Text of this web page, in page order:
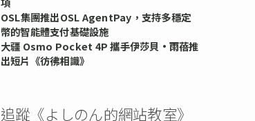
OSL集團推出OSL AgentPay，支持多穩定
幣的智能體支付基礎設施
大疆 Osmo Pocket 4P 攜手伊莎貝•雨蓓推
出短片《彷彿相識》
追蹤《よしのん的網站教室》